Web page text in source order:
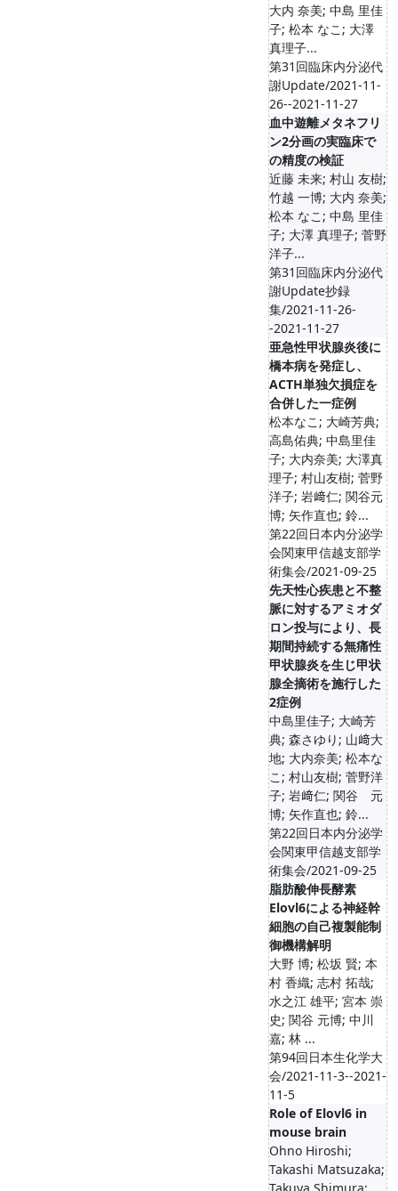
大内 奈美; 中島 里佳
子; 松本 なこ; 大澤
真理子...
第31回臨床内分泌代
謝Update/2021-11-
26--2021-11-27
血中遊離メタネフリ
ン2分画の実臨床で
の精度の検証
近藤 未来; 村山 友樹;
竹越 一博; 大内 奈美;
松本 なこ; 中島 里佳
子; 大澤 真理子; 菅野
洋子...
第31回臨床内分泌代
謝Update抄録
集/2021-11-26-
-2021-11-27
亜急性甲状腺炎後に
橋本病を発症し、
ACTH単独欠損症を
合併した一症例
松本なこ; 大崎芳典;
高島佑典; 中島里佳
子; 大内奈美; 大澤真
理子; 村山友樹; 菅野
洋子; 岩﨑仁; 関谷元
博; 矢作直也; 鈴...
第22回日本内分泌学
会関東甲信越支部学
術集会/2021-09-25
先天性心疾患と不整
脈に対するアミオダ
ロン投与により、長
期間持続する無痛性
甲状腺炎を生じ甲状
腺全摘術を施行した
2症例
中島里佳子; 大崎芳
典; 森さゆり; 山﨑大
地; 大内奈美; 松本な
こ; 村山友樹; 菅野洋
子; 岩﨑仁; 関谷 元
博; 矢作直也; 鈴...
第22回日本内分泌学
会関東甲信越支部学
術集会/2021-09-25
脂肪酸伸長酵素
Elovl6による神経幹
細胞の自己複製能制
御機構解明
大野 博; 松坂 賢; 本
村 香織; 志村 拓哉;
水之江 雄平; 宮本 崇
史; 関谷 元博; 中川
嘉; 林 ...
第94回日本生化学大
会/2021-11-3--2021-
11-5
Role of Elovl6 in
mouse brain
Ohno Hiroshi;
Takashi Matsuzaka;